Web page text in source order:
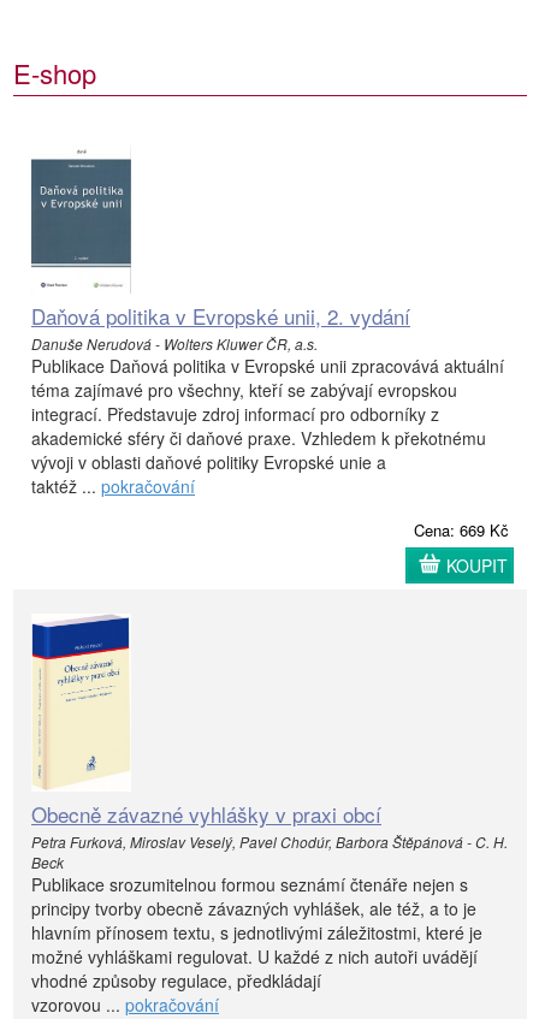
E-shop
Daňová politika v Evropské unii, 2. vydání
Danuše Nerudová - Wolters Kluwer ČR, a.s.
Publikace Daňová politika v Evropské unii zpracovává aktuální
téma zajímavé pro všechny, kteří se zabývají evropskou
integrací. Představuje zdroj informací pro odborníky z
akademické sféry či daňové praxe. Vzhledem k překotnému
vývoji v oblasti daňové politiky Evropské unie a
taktéž ... pokračování
Cena: 669 Kč
KOUPIT
Obecně závazné vyhlášky v praxi obcí
Petra Furková, Miroslav Veselý, Pavel Chodúr, Barbora Štěpánová - C. H.
Beck
Publikace srozumitelnou formou seznámí čtenáře nejen s
principy tvorby obecně závazných vyhlášek, ale též, a to je
hlavním přínosem textu, s jednotlivými záležitostmi, které je
možné vyhláškami regulovat. U každé z nich autoři uvádějí
vhodné způsoby regulace, předkládají
vzorovou ... pokračování